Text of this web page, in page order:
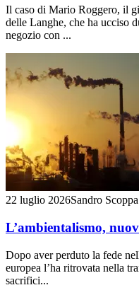
Il caso di Mario Roggero, il
delle Langhe, che ha ucciso
negozio con ...
22 luglio 2026Sandro Scoppa
L’ambientalismo,
Dopo aver perduto la fede
europea l’ha ritrovata nella
sacrifici...